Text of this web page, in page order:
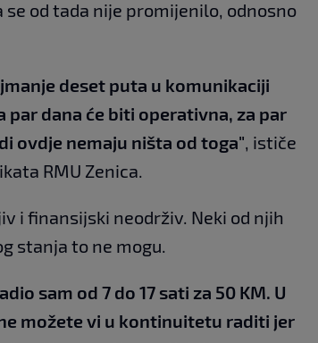
od tada nije promijenilo, odnosno
deset puta u komunikaciji
par dana će biti operativna, za par
ovdje nemaju ništa od toga" , ističe
RMU Zenica.
i finansijski neodrživ. Neki od njih
stanja to ne mogu.
sam od 7 do 17 sati za 50 KM. U
možete vi u kontinuitetu raditi jer